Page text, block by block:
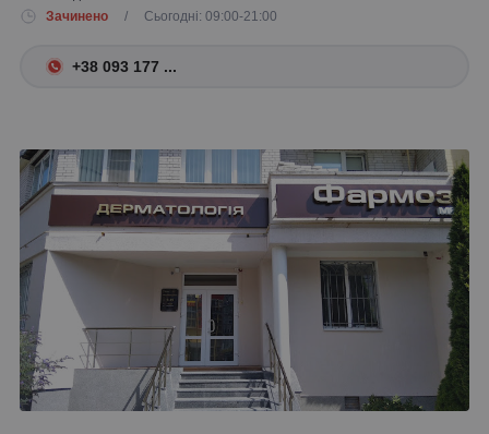
Зачинено
/ Сьогодні: 09:00-21:00
+38 093 177 ...